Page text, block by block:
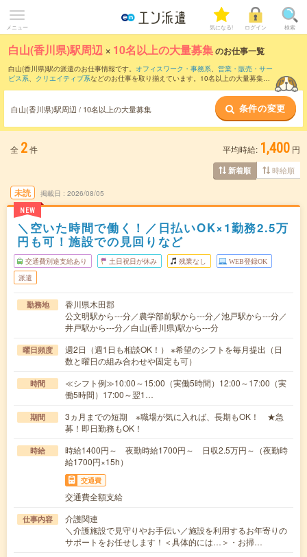
メニュー 気になる! ログイン 検索
白山(香川県)駅周辺 × 10名以上の大量募集のお仕事一覧
白山(香川県)駅の派遣のお仕事情報です。 オフィスワーク・事務系、 営業・販売・サー
ビス系、 クリエイティブ系などのお仕事を取り揃えています。10名以上の大量募集の
白山(香川県)駅周辺 / 10名以上の大量募集 条件の変更
全 2件 平均時給: 1,400 円
新着順 時給順
未読
NEW
掲載日 2026/08/05
＼空いた時間で働く！／日払いOK×1勤務2.5万
円も可！施設での見回りなど
交通費別途支給あり 土日祝日が休み 残業なし WEB登録OK
派遣
勤務地
香川県木田郡
公文明駅から---分／農学部前駅から---分／池戸駅から---分／
井戸駅から---分／白山(香川県)駅から---分
曜日頻度
週2日（週1日も相談OK！） ※希望のシフトを毎月提出（日
数と曜日の組み合わせや固定も可）
時間
≪シフト例≫10:00～15:00（実働5時間）12:00～17:00（実
働5時間）17:00～翌1…
期間
3ヵ月までの短期 ※職場が気に入れば、長期もOK！ ★急
募！即日勤務もOK！
時給
時給1400円～ 夜勤時給1700円～ 日収2.5万円～（夜勤時
給1700円×15h）
交通費
交通費全額支給
仕事内容
介護関連
＼介護施設で見守りやお手伝い／施設を利用するお年寄りの
サポートをお任せします！＜具体的には…＞・お掃…